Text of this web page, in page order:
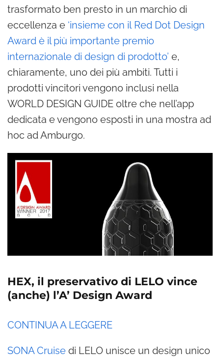
trasformato ben presto in un marchio di
eccellenza e ‘insieme con il Red Dot Design
Award è il più importante premio
internazionale di design di prodotto’ e,
chiaramente, uno dei più ambiti. Tutti i
prodotti vincitori vengono inclusi nella
WORLD DESIGN GUIDE oltre che nell’app
dedicata e vengono esposti in una mostra ad
hoc ad Amburgo.
HEX, il preservativo di LELO vince
(anche) l’A’ Design Award
CONTINUA A LEGGERE
SONA Cruise di LELO unisce un design unico